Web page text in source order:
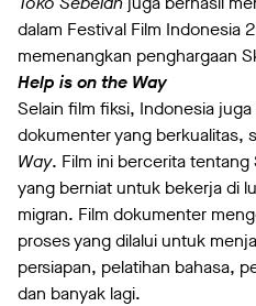
dalam Festival Film Indonesia
memenangkan penghargaan
Help is on the Way
Selain film fiksi, Indonesia
dokumenter yang berkualitas,
Way. Film ini bercerita tentang
yang berniat untuk bekerja di
migran. Film dokumenter
proses yang dilalui untuk
persiapan, pelatihan bahasa,
dan banyak lagi.